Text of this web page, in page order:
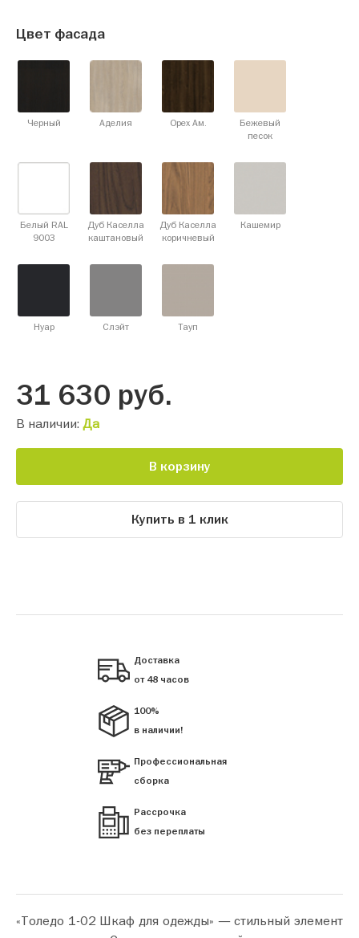
Цвет фасада
Черный Аделия Орех Ам.
Бежевый
песок
Белый RAL
9003
Дуб Каселла
каштановый
Дуб Каселла
коричневый
Кашемир
Нуар Слэйт Тауп
31 630 руб.
В наличии: Да
В корзину
Купить в 1 клик
Доставка
от 48 часов
100%
в наличии!
Профессиональная
сборка
Рассрочка
без переплаты
«Толедо 1-02 Шкаф для одежды» — стильный элемент